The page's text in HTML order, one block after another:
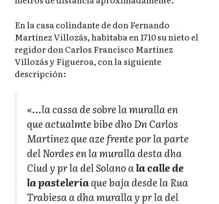
En la casa colindante de don Fernando
Martinez Villozás, habitaba en 1710 su nieto el
regidor don Carlos Francisco Martinez
Villozás y Figueroa, con la siguiente
descripción:
«…la cassa de sobre la muralla en
que actualmte bibe dho Dn Carlos
Martinez que aze frente por la parte
del Nordes en la muralla desta dha
Ciud y pr la del Solano ala calle de
la pasteleriaque baja desde la Rua
Trabiesa a dha muralla y pr la del